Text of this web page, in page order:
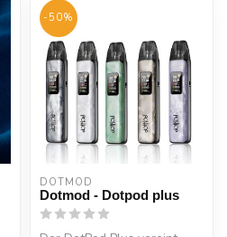
-50%
DOTMOD
Dotmod - Dotpod plus